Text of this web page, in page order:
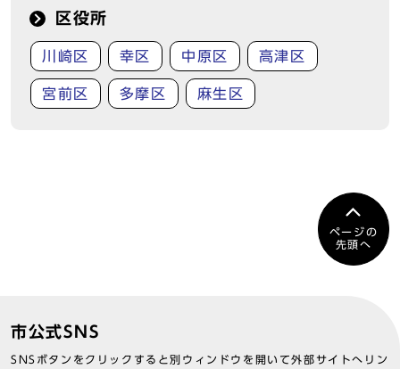
区役所
川崎区 幸区 中原区 高津区
宮前区 多摩区 麻生区
ページの
先頭へ
市公式SNS
SNSボタンをクリックすると別ウィンドウを開いて外部サイトへリン